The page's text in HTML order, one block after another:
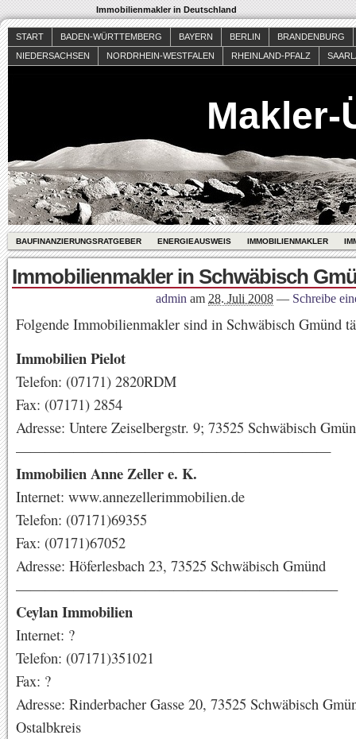
Immobilienmakler in Deutschland
START BADEN-WÜRTTEMBERG BAYERN BERLIN
BRANDENBURG
NIEDERSACHSEN
NORDRHEIN-WESTFALEN RHEINLAND-PFALZ
Makler-
BAUFINANZIERUNGSRATGEBER ENERGIEAUSWEIS IMMOBILIENMAKLER
Immobilienmakler in Schwäbisch
admin am 28. Juli 2008 — Schreibe
Folgende Immobilienmakler sind in Schwäbisch Gmünd
Immobilien Pielot
Telefon: (07171) 2820RDM
Fax: (07171) 2854
Adresse: Untere Zeiselbergstr. 9; 73525 Schwäbisch
——————————————————————
Immobilien Anne Zeller e. K.
Internet: www.annezellerimmobilien.de
Telefon: (07171)69355
Fax: (07171)67052
Adresse: Höferlesbach 23, 73525 Schwäbisch Gmünd
——————————————————————–
Ceylan Immobilien
Internet: ?
Telefon: (07171)351021
Fax: ?
Adresse: Rinderbacher Gasse 20, 73525 Schwäbisch
Ostalbkreis